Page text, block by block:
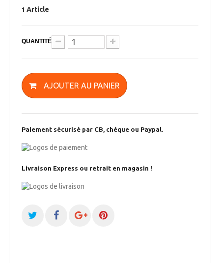
1 Article
QUANTITÉ
AJOUTER AU PANIER
Paiement sécurisé par CB, chèque ou Paypal.
Livraison Express ou retrait en magasin !